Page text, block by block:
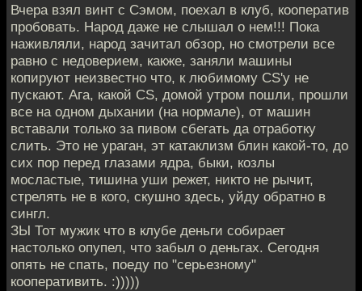
Вчера взял винт с Сэмом, поехал в клуб, кооператив
пробовать. Народ даже не слышал о нем!!! Пока
наживляли, народ зачитал обзор, но смотрели все
равно с недоверием, какже, заняли машины
копируют неизвестно что, к любимому CS'у не
пускают. Ага, какой CS, домой утром пошли, прошли
все на одном дыхании (на нормале), от машин
вставали только за пивом сбегать да отработку
слить. Это не ураган, эт катаклизм блин какой-то, до
сих пор перед глазами ядра, быки, козлы
мосластые, тишина уши режет, никто не рычит,
стрелять не в кого, скушно здесь, уйду обратно в
сингл.
ЗЫ Тот мужик что в клубе деньги собирает
настолько опупел, что забыл о деньгах. Сегодня
опять не спать, поеду по "серьезному"
кооперативить. :)))))